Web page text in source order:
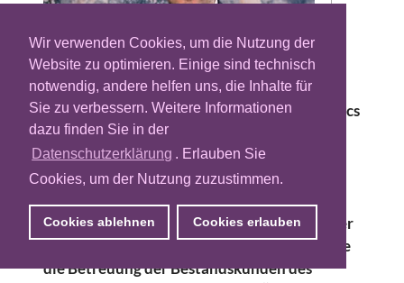
Wir verwenden Cookies, um die Nutzung der
Website zu optimieren. Einige sind technisch
notwendig, andere helfen uns, die Inhalte für
Sie zu verbessern. Weitere Informationen
dazu finden Sie in der
Datenschutzerklärung . Erlauben Sie
Cookies, um der Nutzung zuzustimmen.
Cookies ablehnen Cookies erlauben
Der Mess- und Analyse-Dienstleister Meetrics
holt sich Verstärkung ins Vertriebsteam und
ernennt den erfahrenen Media-Experten
Patrik Paroubek zum Senior Sales Manager
DACH. Paroubek kommt von der Socia-
Media-Agentur Social Blue und wird in seiner
neuen Position die Neukundenakquise sowie
die Betreuung der Bestandskunden des